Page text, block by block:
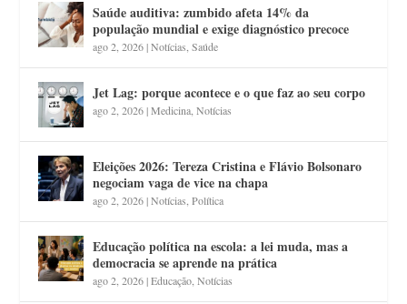
Saúde auditiva: zumbido afeta 14% da
população mundial e exige diagnóstico precoce
ago 2, 2026|Notícias ,Saúde
Jet Lag: porque acontece e o que faz ao seu corpo
ago 2, 2026|Medicina ,Notícias
Eleições 2026: Tereza Cristina e Flávio Bolsonaro
negociam vaga de vice na chapa
ago 2, 2026|Notícias ,Política
Educação política na escola: a lei muda, mas a
democracia se aprende na prática
ago 2, 2026|Educação ,Notícias